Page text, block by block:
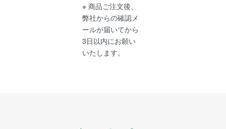
※ 商品ご注文後、
弊社からの確認メ
ールが届いてから
3日以内にお願い
いたします。